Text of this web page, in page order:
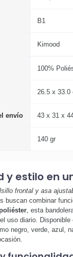
B1
Kimood
100%
26.5 x 33.0
envío 43 x 31 x
140 gr
y estilo en
frontal y asa
buscan combinar
, esta
uso diario. Disponible
negro, verde, azul,